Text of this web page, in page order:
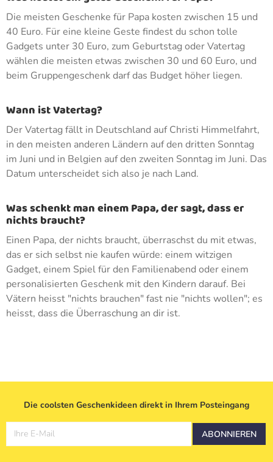
Die meisten Geschenke für Papa kosten zwischen 15 und
40 Euro. Für eine kleine Geste findest du schon tolle
Gadgets unter 30 Euro, zum Geburtstag oder Vatertag
wählen die meisten etwas zwischen 30 und 60 Euro, und
beim Gruppengeschenk darf das Budget höher liegen.
Wann ist Vatertag?
Der Vatertag fällt in Deutschland auf Christi Himmelfahrt,
in den meisten anderen Ländern auf den dritten Sonntag
im Juni und in Belgien auf den zweiten Sonntag im Juni. Das
Datum unterscheidet sich also je nach Land.
Was schenkt man einem Papa, der sagt, dass er
nichts braucht?
Einen Papa, der nichts braucht, überraschst du mit etwas,
das er sich selbst nie kaufen würde: einem witzigen
Gadget, einem Spiel für den Familienabend oder einem
personalisierten Geschenk mit den Kindern darauf. Bei
Vätern heisst "nichts brauchen" fast nie "nichts wollen"; es
heisst, dass die Überraschung an dir ist.
Die coolsten Geschenkideen direkt in Ihrem Posteingang
Ihre E-Mail ABONNIEREN